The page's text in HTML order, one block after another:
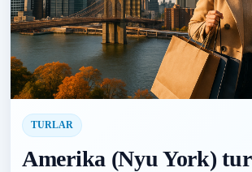
TURLAR
Amerika (Nyu York) tur